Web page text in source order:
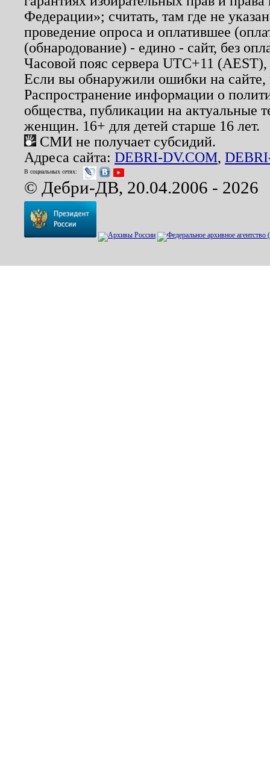
Федерации»; считать, там где не
проведение опроса и оплатившее
(обнародование) - едино - сайт, без
Часовой пояс сервера UTC+11
Если вы обнаружили ошибки на
Распространение информации о
общества, публикации на актуальные
женщин. 16+ для детей старше 16 лет.
СМИ не получает субсидий.
Адреса сайта: DEBRI-DV.COM,
В социальных сетях:
© Дебри-ДВ, 20.04.2006 - 2026